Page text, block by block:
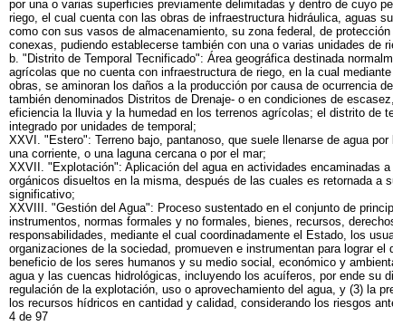
por una o varias superficies previamente delimitadas y dentro de cuyo
riego, el cual cuenta con las obras de infraestructura hidráulica, aguas
como con sus vasos de almacenamiento, su zona federal, de
conexas, pudiendo establecerse también con una o varias unidades de
b. "Distrito de Temporal Tecnificado": Área geográfica destinada
agrícolas que no cuenta con infraestructura de riego, en la cual
obras, se aminoran los daños a la producción por causa de ocurrencia
también denominados Distritos de Drenaje- o en condiciones de
eficiencia la lluvia y la humedad en los terrenos agrícolas; el distrito de
integrado por unidades de temporal;
XXVI. "Estero": Terreno bajo, pantanoso, que suele llenarse de agua
una corriente, o una laguna cercana o por el mar;
XXVII. "Explotación": Aplicación del agua en actividades encaminadas
orgánicos disueltos en la misma, después de las cuales es retornada a
significativo;
XXVIII. "Gestión del Agua": Proceso sustentado en el conjunto de
instrumentos, normas formales y no formales, bienes, recursos,
responsabilidades, mediante el cual coordinadamente el Estado, los
organizaciones de la sociedad, promueven e instrumentan para lograr el
beneficio de los seres humanos y su medio social, económico y
agua y las cuencas hidrológicas, incluyendo los acuíferos, por ende su
regulación de la explotación, uso o aprovechamiento del agua, y (3) la
los recursos hídricos en cantidad y calidad, considerando los riesgos
4 de 97